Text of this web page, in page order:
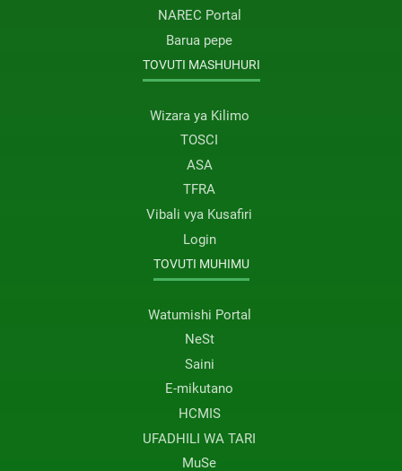
NAREC Portal
Barua pepe
TOVUTI MASHUHURI
Wizara ya Kilimo
TOSCI
ASA
TFRA
Vibali vya Kusafiri
Login
TOVUTI MUHIMU
Watumishi Portal
NeSt
Saini
E-mikutano
HCMIS
UFADHILI WA TARI
MuSe